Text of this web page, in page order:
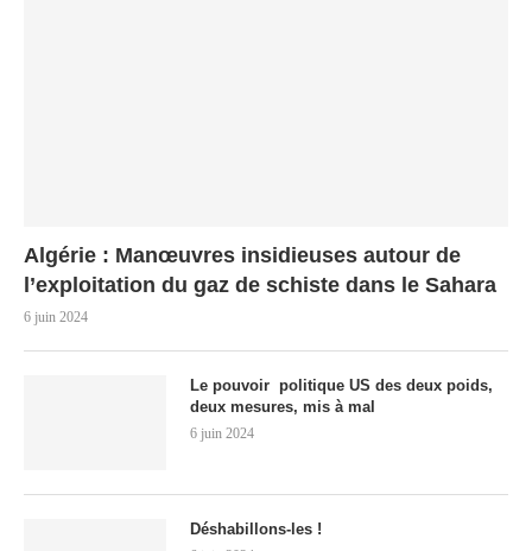
Algérie : Manœuvres insidieuses autour de
l’exploitation du gaz de schiste dans le Sahara
6 juin 2024
Le pouvoir politique US des deux poids,
deux mesures, mis à mal
6 juin 2024
Déshabillons-les !